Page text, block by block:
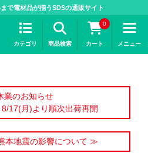
で電材品が揃うSDSの通販サイト
カテゴリ 商品検索
0
カート メニュー
業のお知らせ
17(月)より順次出荷再開
本地震の影響について ≫